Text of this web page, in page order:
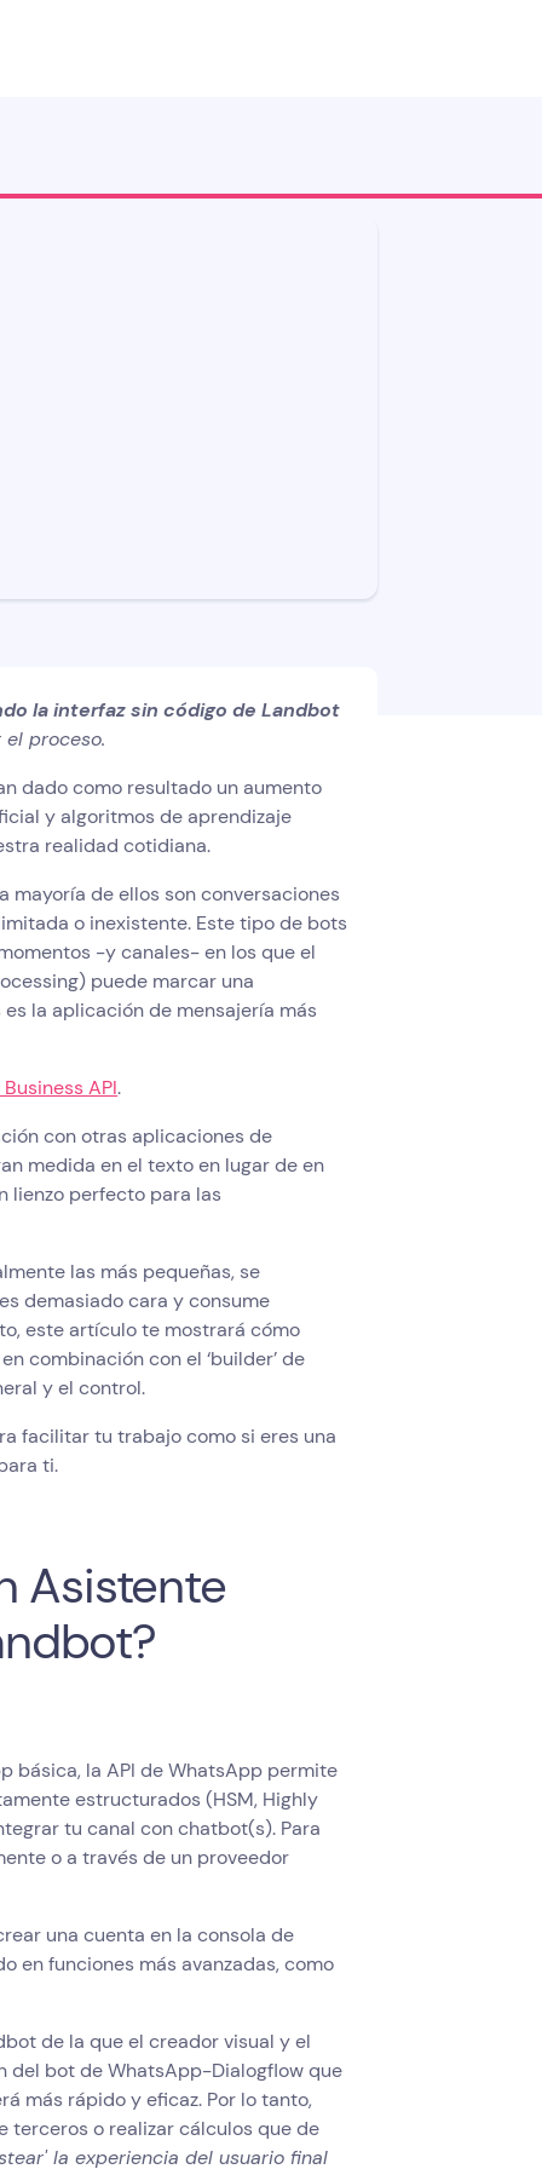
la interfaz sin código de Landbot
proceso.
dado como resultado un aumento
y algoritmos de aprendizaje
realidad cotidiana.
mayoría de ellos son conversaciones
o inexistente. Este tipo de bots
-y canales- en los que el
puede marcar una
la aplicación de mensajería más
API.
con otras aplicaciones de
medida en el texto en lugar de en
lienzo perfecto para las
las más pequeñas, se
demasiado cara y consume
este artículo te mostrará cómo
combinación con el ‘builder’ de
y el control.
facilitar tu trabajo como si eres una
ti.
Asistente
básica, la API de WhatsApp permite
estructurados (HSM, Highly
tu canal con chatbot(s). Para
o a través de un proveedor
una cuenta en la consola de
en funciones más avanzadas, como
de la que el creador visual y el
del bot de WhatsApp-Dialogflow que
más rápido y eficaz. Por lo tanto,
terceros o realizar cálculos que de
la experiencia del usuario final